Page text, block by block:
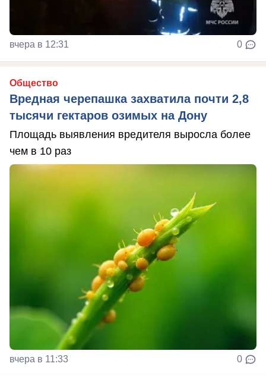
вчера в 12:31 0
Общество
Вредная черепашка захватила почти 2,8
тысячи гектаров озимых на Дону
Площадь выявления вредителя выросла более
чем в 10 раз
вчера в 11:33 0